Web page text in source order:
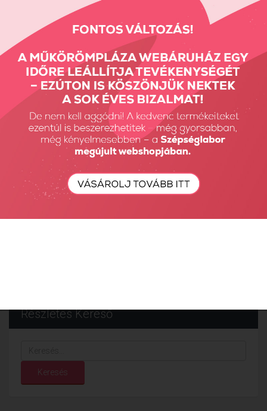
Részletes Kereső
Keresés